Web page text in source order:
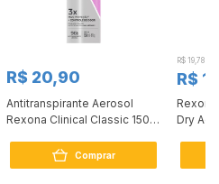
R$ 20,90
Antitranspirante Aerosol
Rexona Clinical Classic 150
Comprar
R$ 19,78
R$
Dry